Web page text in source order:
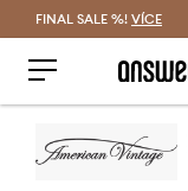
FINAL SALE %! VÍCE